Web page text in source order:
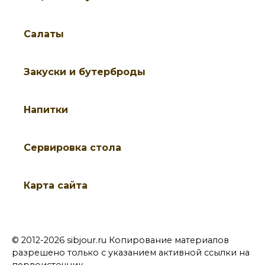
Салаты
Закуски и бутерброды
Напитки
Cервировка стола
Карта сайта
© 2012-2026 sibjour.ru Копирование материалов
разрешено только с указанием активной ссылки на